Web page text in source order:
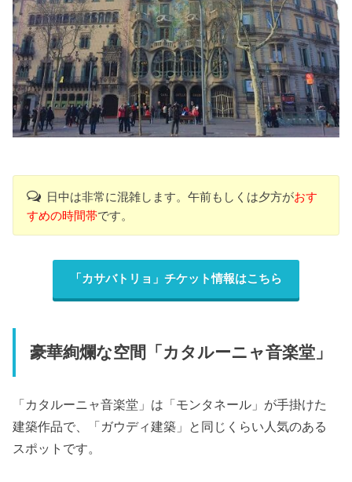
日中は非常に混雑します。午前もしくは夕方がおす
すめの時間帯です。
「カサバトリョ」チケット情報はこちら
豪華絢爛な空間「カタルーニャ音楽堂」
「カタルーニャ音楽堂」は「モンタネール」が手掛けた
建築作品で、「ガウディ建築」と同じくらい人気のある
スポットです。